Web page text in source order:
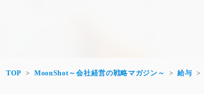
TOP MoonShot～会社経営の戦略マガジン～ 給与